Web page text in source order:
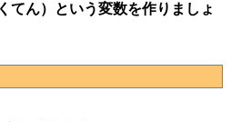
てん）という変数を作りましょ